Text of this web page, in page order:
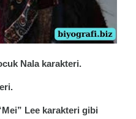
Nala karakteri.
Lee karakteri gibi